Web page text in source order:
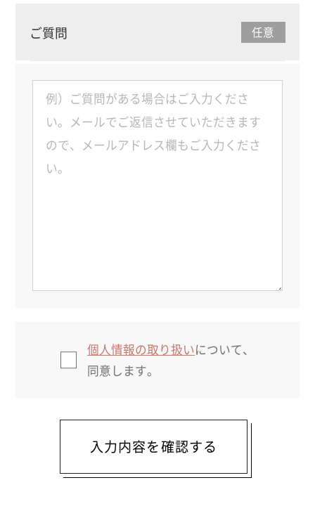
ご質問 任意
個人情報の取り扱いについて、
同意します。
入力内容を確認する